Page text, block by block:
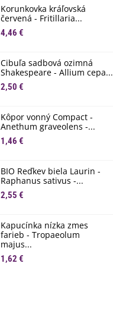
Korunkovka kráľovská
červená - Fritillaria...
4,46 €
Cibuľa sadbová ozimná
Shakespeare - Allium cepa...
2,50 €
Kôpor vonný Compact -
Anethum graveolens -...
1,46 €
BIO Reďkev biela Laurin -
Raphanus sativus -...
2,55 €
Kapucínka nízka zmes
farieb - Tropaeolum
majus...
1,62 €